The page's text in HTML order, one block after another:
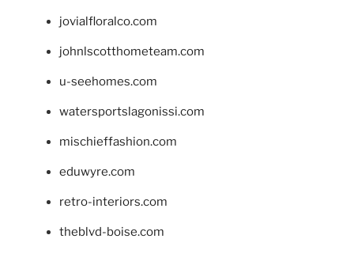
jovialfloralco.com
johnlscotthometeam.com
u-seehomes.com
watersportslagonissi.com
mischieffashion.com
eduwyre.com
retro-interiors.com
theblvd-boise.com